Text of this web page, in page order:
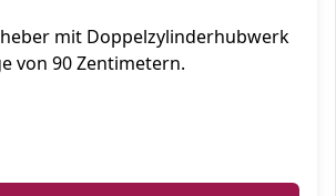
mit Doppelzylinderhubwerk
von 90 Zentimetern.